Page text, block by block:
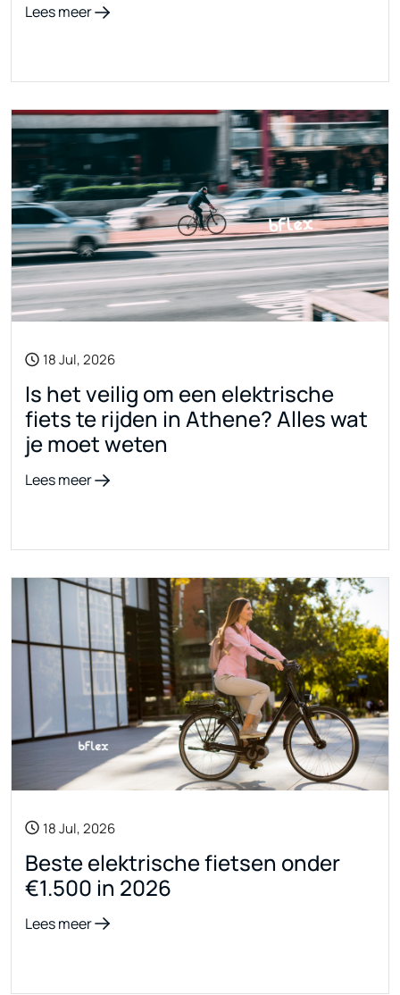
Lees meer
18 Jul, 2026
Is het veilig om een elektrische
fiets te rijden in Athene? Alles wat
je moet weten
Lees meer
18 Jul, 2026
Beste elektrische fietsen onder
€1.500 in 2026
Lees meer